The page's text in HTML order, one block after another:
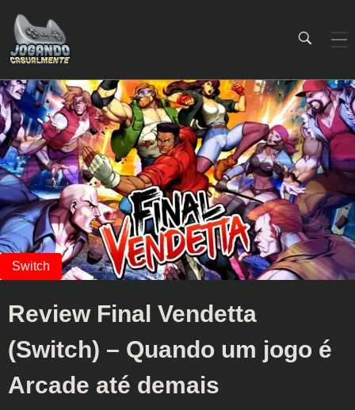
Jogando Casualmente
Conteúdo family friendly sobre games! Desde 2019 analisando jogos.
Review Final Vendetta
(Switch) – Quando um jogo é
Arcade até demais